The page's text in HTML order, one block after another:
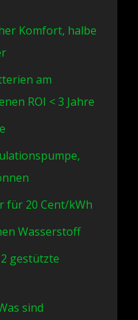
Komfort, halbe
am
ROI < 3 Jahre
für 20 Cent/kWh
Wasserstoff
gestützte
sind